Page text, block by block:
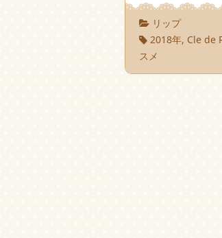
リップ
2018年, Cle de
スメ